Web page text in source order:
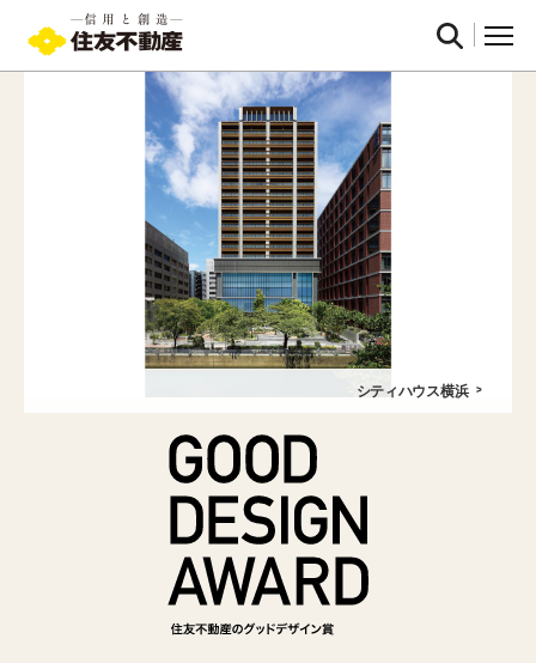
シティハウス横浜